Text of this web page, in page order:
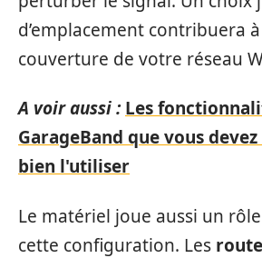
d’emplacement contribuera
couverture de votre réseau
A voir aussi : Les
GarageBand que vous
bien l'utiliser
Le matériel joue aussi un
cette configuration. Les